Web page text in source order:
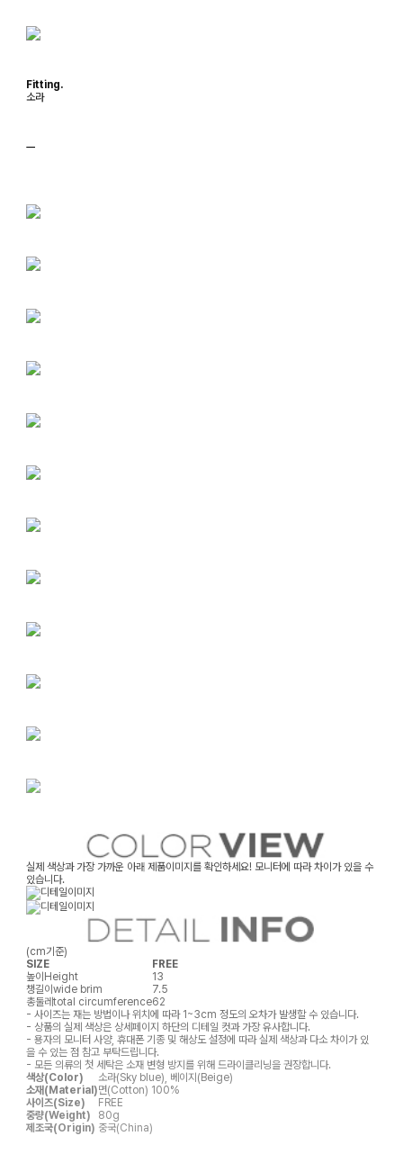
Fitting.
소라
ㅡ
실제 색상과 가장 가까운 아래 제품이미지를 확인하세요! 모니터에 따라 차이가 있을 수
있습니다.
(cm기준)
SIZE
FREE
높이 Height
13
챙길이 wide brim
7.5
총둘레 total circumference62
- 사이즈는 재는 방법이나 위치에 따라 1~3cm 정도의 오차가 발생할 수 있습니다.
- 상품의 실제 색상은 상세페이지 하단의 디테일 컷과 가장 유사합니다.
- 용자의 모니터 사양, 휴대폰 기종 및 해상도 설정에 따라 실제 색상과 다소 차이가 있
을 수 있는 점 참고 부탁드립니다.
- 모든 의류의 첫 세탁은 소재 변형 방지를 위해 드라이클리닝을 권장합니다.
색상(Color)
소라(Sky blue), 베이지(Beige)
소재(Material)면(Cotton) 100%
사이즈(Size)
FREE
중량(Weight)
80g
제조국(Origin) 중국(China)